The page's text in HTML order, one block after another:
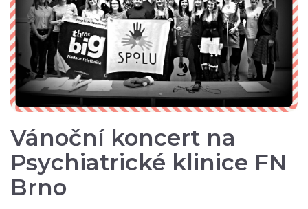
Vánoční koncert na
Psychiatrické klinice FN
Brno